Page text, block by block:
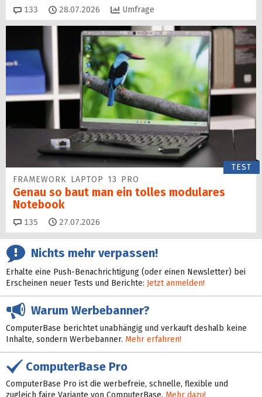
133 Kommentare
28.07.2026 Umfrage
TEST
FRAMEWORK LAPTOP 13 PRO
Genau so baut man ein tolles modulares
Notebook
135 Kommentare
27.07.2026
Nichts mehr verpassen!
Erhalte eine Push-Benachrichtigung (oder einen Newsletter) bei
Erscheinen neuer Tests und Berichte: Jetzt anmelden!
Warum Werbebanner?
ComputerBase berichtet unabhängig und verkauft deshalb keine
Inhalte, sondern Werbebanner. Mehr erfahren!
ComputerBase Pro
ComputerBase Pro ist die werbefreie, schnelle, flexible und